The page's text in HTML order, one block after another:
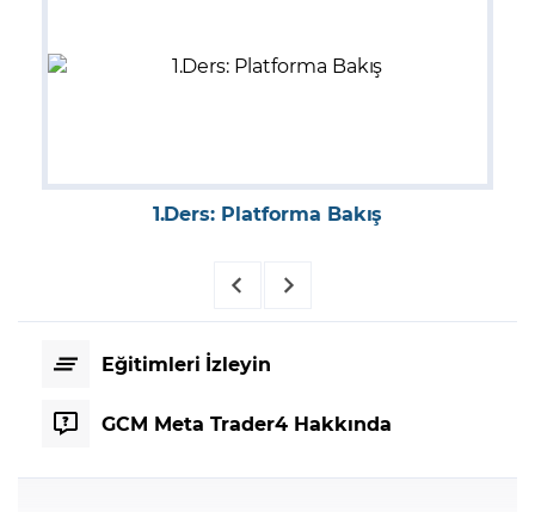
1.Ders: Platforma Bakış
Eğitimleri İzleyin
GCM Meta Trader4 Hakkında